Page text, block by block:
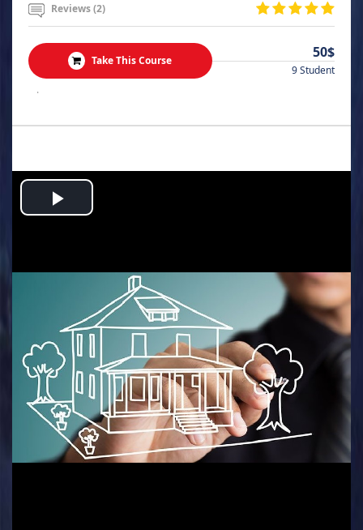
Reviews (2)
Take This Course 50$
9 Student
.
Play